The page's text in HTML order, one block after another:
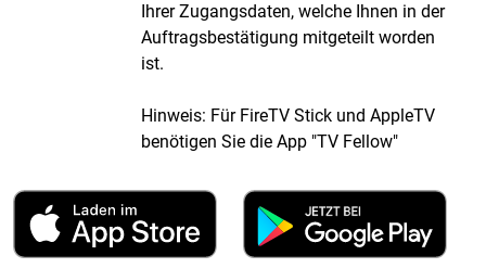
Ihrer Zugangsdaten, welche Ihnen in der
Auftragsbestätigung mitgeteilt worden
ist.
Hinweis: Für FireTV Stick und AppleTV
benötigen Sie die App "TV Fellow"